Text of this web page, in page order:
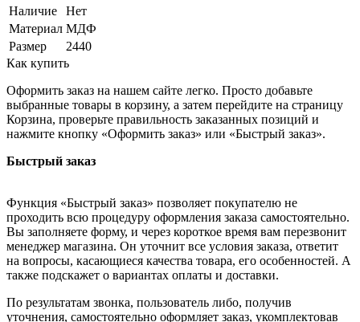
Наличие
Нет
Материал МДФ
Размер
2440
Как купить
Оформить заказ на нашем сайте легко. Просто добавьте
выбранные товары в корзину, а затем перейдите на страницу
Корзина, проверьте правильность заказанных позиций и
нажмите кнопку «Оформить заказ» или «Быстрый заказ».
Быстрый заказ
Функция «Быстрый заказ» позволяет покупателю не
проходить всю процедуру оформления заказа самостоятельно.
Вы заполняете форму, и через короткое время вам перезвонит
менеджер магазина. Он уточнит все условия заказа, ответит
на вопросы, касающиеся качества товара, его особенностей. А
также подскажет о вариантах оплаты и доставки.
По результатам звонка, пользователь либо, получив
уточнения, самостоятельно оформляет заказ, укомплектовав